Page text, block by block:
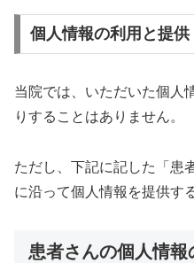
個人情報の利用と提供
当院では、いただいた個人
りすることはありません。
ただし、下記に記した「患
に沿って個人情報を提供す
患者さんの個人情報